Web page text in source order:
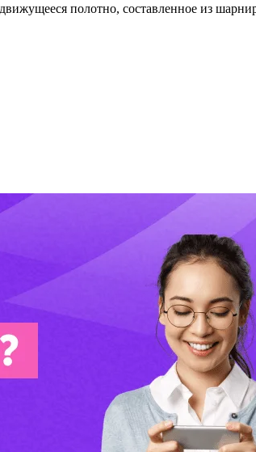
полотно, составленное из